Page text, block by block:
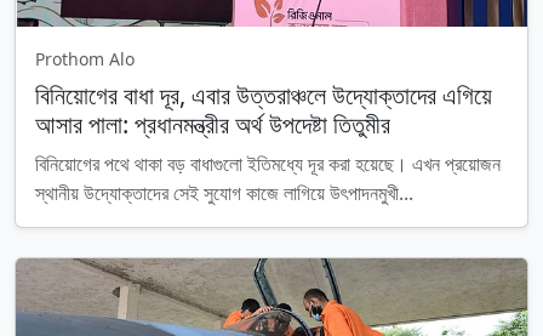
Prothom Alo
বিনিয়োগের বাধা দূর, এবার উত্তরাঞ্চলে উদ্যোক্তাদের এগিয়ে
আসার পালা: প্রধানমন্ত্রীর অর্থ উপদেষ্টা তিতুমীর
বিনিয়োগের পথে থাকা বড় বাধাগুলো ইতিমধ্যে দূর করা হয়েছে। এখন প্রয়োজন
স্থানীয় উদ্যোক্তাদের সেই সুযোগ কাজে লাগিয়ে উৎপাদনমুখী...